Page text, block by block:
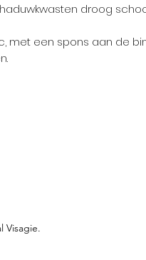
droog
met een spons aan de
Visagie.